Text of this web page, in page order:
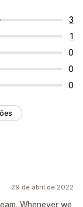
3
1
0
0
0
29 de abril de 2022
Whenever we